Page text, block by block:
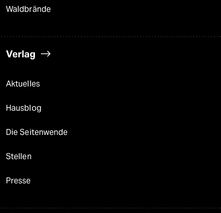
Waldbrände
Verlag
Aktuelles
Hausblog
Die Seitenwende
Stellen
Presse